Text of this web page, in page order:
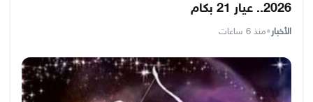
2026.. عيار 21 بكام
الأخبار•منذ 6 ساعات